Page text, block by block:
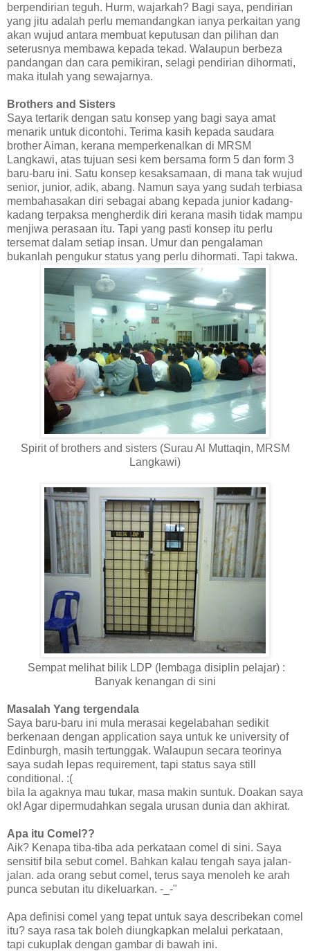
berpendirian teguh. Hurm, wajarkah? Bagi saya, pendirian
yang jitu adalah perlu memandangkan ianya perkaitan yang
akan wujud antara membuat keputusan dan pilihan dan
seterusnya membawa kepada tekad. Walaupun berbeza
pandangan dan cara pemikiran, selagi pendirian dihormati,
maka itulah yang sewajarnya.
Brothers and Sisters
Saya tertarik dengan satu konsep yang bagi saya amat
menarik untuk dicontohi. Terima kasih kepada saudara
brother Aiman, kerana memperkenalkan di MRSM
Langkawi, atas tujuan sesi kem bersama form 5 dan form 3
baru-baru ini. Satu konsep kesaksamaan, di mana tak wujud
senior, junior, adik, abang. Namun saya yang sudah terbiasa
membahasakan diri sebagai abang kepada junior kadang-
kadang terpaksa mengherdik diri kerana masih tidak mampu
menjiwa perasaan itu. Tapi yang pasti konsep itu perlu
tersemat dalam setiap insan. Umur dan pengalaman
bukanlah pengukur status yang perlu dihormati. Tapi takwa.
Spirit of brothers and sisters (Surau Al Muttaqin, MRSM
Langkawi)
Sempat melihat bilik LDP (lembaga disiplin pelajar) :
Banyak kenangan di sini
Masalah Yang tergendala
Saya baru-baru ini mula merasai kegelabahan sedikit
berkenaan dengan application saya untuk ke university of
Edinburgh, masih tertunggak. Walaupun secara teorinya
saya sudah lepas requirement, tapi status saya still
conditional. :(
bila la agaknya mau tukar, masa makin suntuk. Doakan saya
ok! Agar dipermudahkan segala urusan dunia dan akhirat.
Apa itu Comel??
Aik? Kenapa tiba-tiba ada perkataan comel di sini. Saya
sensitif bila sebut comel. Bahkan kalau tengah saya jalan-
jalan. ada orang sebut comel, terus saya menoleh ke arah
punca sebutan itu dikeluarkan. -_-"
Apa definisi comel yang tepat untuk saya describekan comel
itu? saya rasa tak boleh diungkapkan melalui perkataan,
tapi cukuplak dengan gambar di bawah ini.